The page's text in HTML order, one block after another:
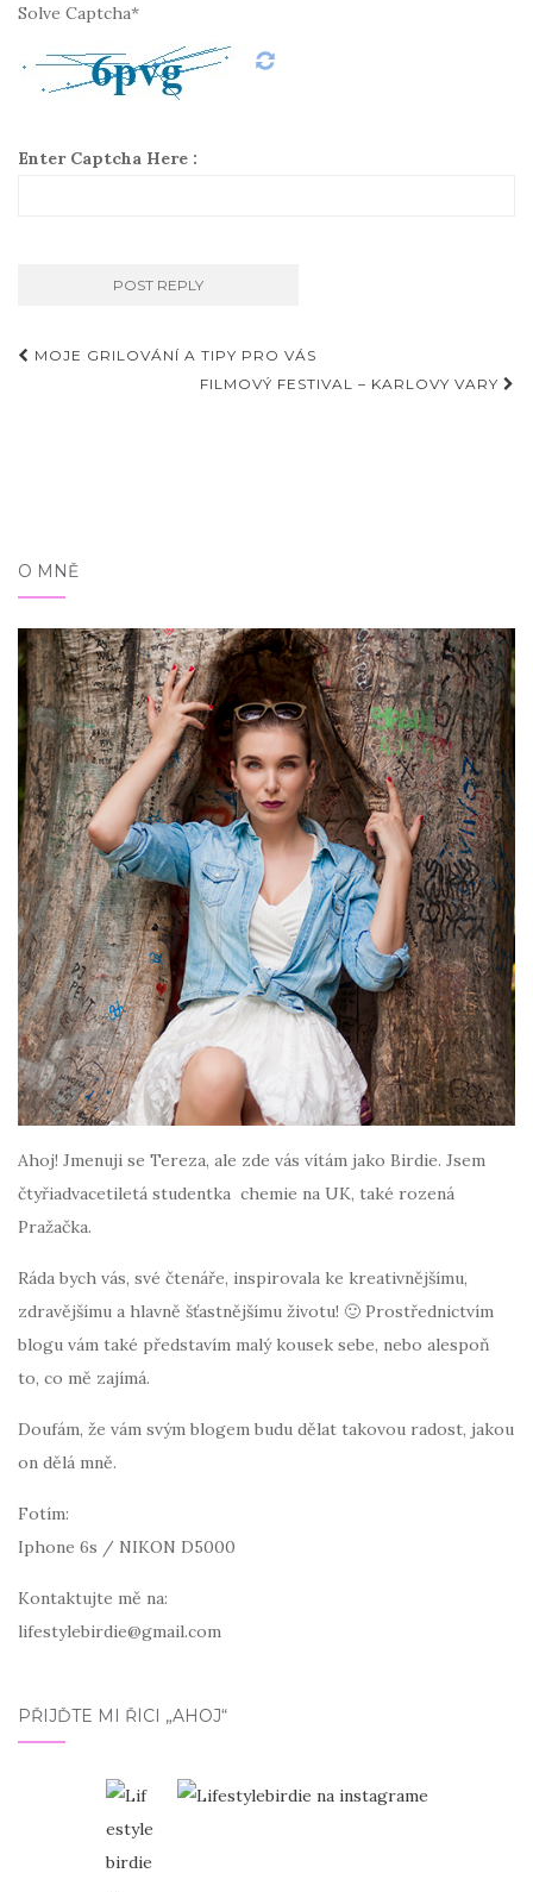
Solve Captcha*
Enter Captcha Here :
Příspěvky
MOJE GRILOVÁNÍ A TIPY PRO VÁS
FILMOVÝ FESTIVAL – KARLOVY VARY
O MNĚ
Ahoj! Jmenuji se Tereza, ale zde vás vítám jako Birdie. Jsem
čtyřiadvacetiletá studentka chemie na UK, také rozená
Pražačka.
Ráda bych vás, své čtenáře, inspirovala ke kreativnějšímu,
zdravějšímu a hlavně šťastnějšímu životu! 🙂 Prostřednictvím
blogu vám také představím malý kousek sebe, nebo alespoň
to, co mě zajímá.
Doufám, že vám svým blogem budu dělat takovou radost, jakou
on dělá mně.
Fotím:
Iphone 6s / NIKON D5000
Kontaktujte mě na:
lifestylebirdie@gmail.com
PŘIJĎTE MI ŘÍCI „AHOJ“